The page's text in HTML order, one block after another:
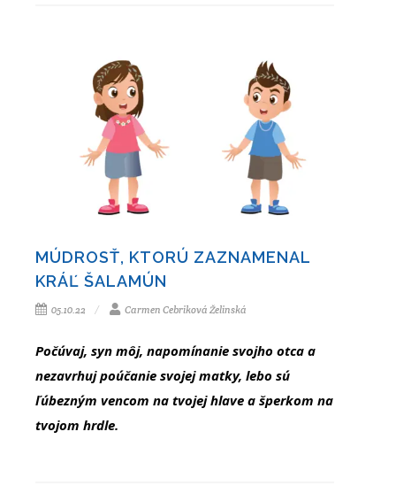
MÚDROSŤ, KTORÚ ZAZNAMENAL
KRÁĽ ŠALAMÚN
05.10.22 Carmen Cebriková Želinská
Počúvaj, syn môj, napomínanie svojho otca a
nezavrhuj poúčanie svojej matky, lebo sú
ľúbezným vencom na tvojej hlave a šperkom na
tvojom hrdle.